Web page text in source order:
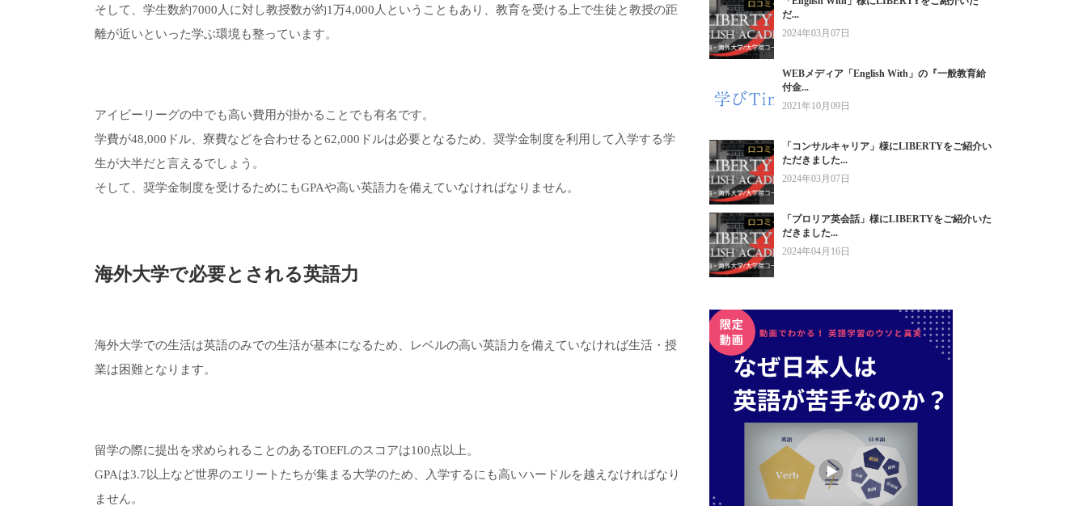
そして、学生数約7000人に対し教授数が約1万4,000人ということもあり、教育を受ける上で生徒と教授の距
離が近いといった学ぶ環境も整っています。
アイビーリーグの中でも高い費用が掛かることでも有名です。
学費が48,000ドル、寮費などを合わせると62,000ドルは必要となるため、奨学金制度を利用して入学する学
生が大半だと言えるでしょう。
そして、奨学金制度を受けるためにもGPAや高い英語力を備えていなければなりません。
海外大学で必要とされる英語力
海外大学での生活は英語のみでの生活が基本になるため、レベルの高い英語力を備えていなければ生活・授
業は困難となります。
留学の際に提出を求められることのあるTOEFLのスコアは100点以上。
GPAは3.7以上など世界のエリートたちが集まる大学のため、入学するにも高いハードルを越えなければなり
ません。
だ...
2024年03月07日
WEBメディア「English With」の『一般教育給
付金...
2021年10月09日
「コンサルキャリア」様にLIBERTYをご紹介い
ただきました...
2024年03月07日
「プロリア英会話」様にLIBERTYをご紹介いた
だきました...
2024年04月16日